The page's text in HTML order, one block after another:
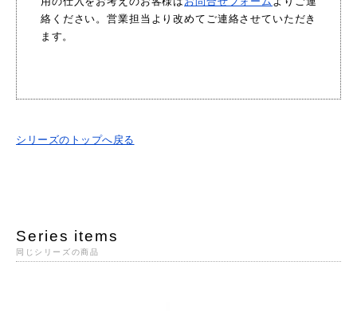
絡ください。営業担当より改めてご連絡させていただき
ます。
シリーズのトップへ戻る
Series items
同じシリーズの商品